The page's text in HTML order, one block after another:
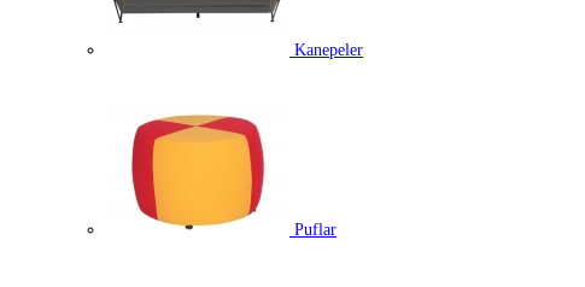
Kanepeler
Puflar